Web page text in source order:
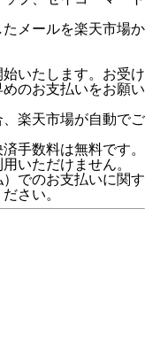
メールを楽天市場か
いたします。お受け
のお支払いをお願い
楽天市場が自動でご
手数料は無料です。
いただけません。
でのお支払いに関す
ださい。